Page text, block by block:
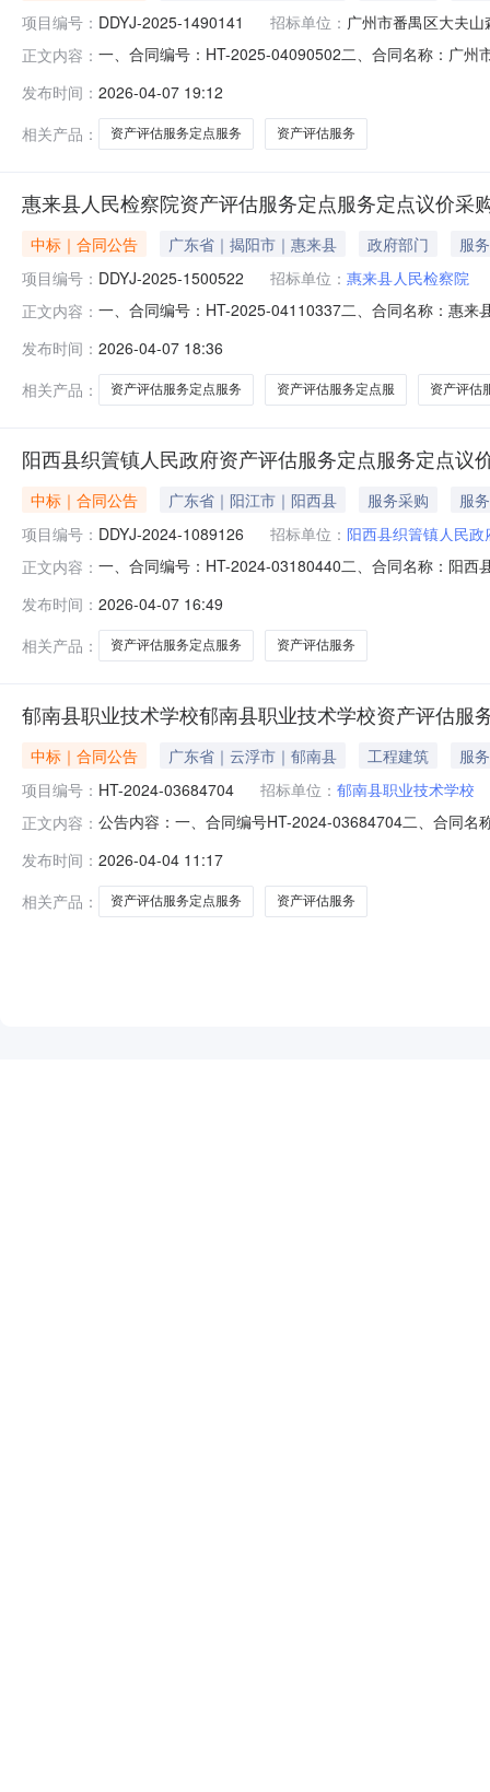
项目编号： DDYJ-2025-1490141 招标单位： 广州市番禺区大夫
正文内容： 一、合同编号：HT-2025-04090502二、合同名称：广州
州市番禺区大夫山森林公园管理中心（广州市番禺区自
勤资
发布时间： 2026-04-07 19:12
相关产品：
资产评估服务定点服务 资产评估服务
惠来县人民检察院资产评估服务定点服务定点议价采
中标｜合同公告 广东省｜揭阳市｜惠来县 政府部门
服务
项目编号： DDYJ-2025-1500522 招标单位： 惠来县人民检察院
正文内容： 一、合同编号：HT-2025-04110337二、合同名称：惠
揭阳市三江价格评估有限公司地址：揭阳市榕城区沙港
发布时间： 2026-04-07 18:36
相关产品：
资产评估服务定点服务 资产评估服务定点服 资产评估
阳西县织篢镇人民政府资产评估服务定点服务定点议
中标｜合同公告 广东省｜阳江市｜阳西县 服务采购
服务
项目编号： DDYJ-2024-1089126 招标单位： 阳西县织篢镇人民政
正文内容： 一、合同编号：HT-2024-03180440二、合同名称：阳
方）：阳江市华泓汽车服务有限公司地址：城北街道联
发布时间： 2026-04-07 16:49
相关产品：
资产评估服务定点服务 资产评估服务
郁南县职业技术学校郁南县职业技术学校资产评估服
中标｜合同公告 广东省｜云浮市｜郁南县 工程建筑
服务
项目编号： HT-2024-03684704 招标单位： 郁南县职业技术学校
正文内容： 公告内容：一、合同编号HT-2024-03684704二、合同
地房地产资产评估有限公司地址：云浮市云城区新民路
发布时间： 2026-04-04 11:17
相关产品：
资产评估服务定点服务 资产评估服务